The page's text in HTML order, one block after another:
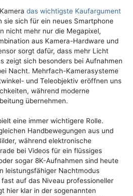
das wichtigste Kaufargument
sie sich für ein neues Smartphone
nicht mehr nur die Megapixel,
aus Kamera-Hardware und
sorgt dafür, dass mehr Licht
zeigt sich besonders bei Aufnahmen
Nacht. Mehrfach-Kamerasysteme
und Teleobjektiv eröffnen uns
während moderne
übernehmen.
eine immer wichtigere Rolle.
Handbewegungen aus und
während elektronische
bei Videos für ein flüssiges
sogar 8K-Aufnahmen sind heute
leistungsfähiger Nachtmodus
auf das Niveau professioneller
hier klar in der sogenannten